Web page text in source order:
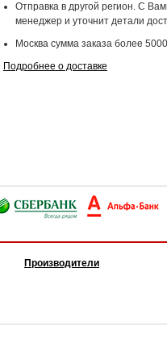
Отправка в другой регион. С
менеджер и уточнит детали
Москва сумма заказа более
Подробнее о доставке
Производители